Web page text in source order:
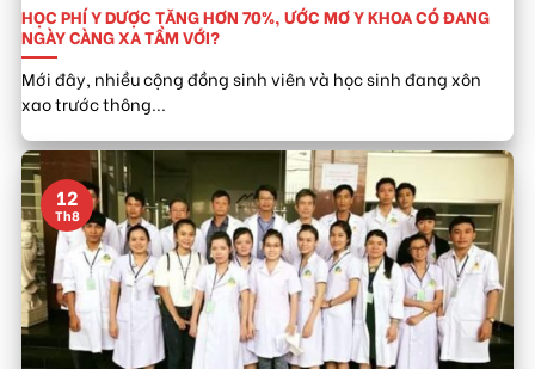
HỌC PHÍ Y DƯỢC TĂNG HƠN 70%, ƯỚC MƠ Y KHOA CÓ ĐANG
NGÀY CÀNG XA TẦM VỚI?
Mới đây, nhiều cộng đồng sinh viên và học sinh đang xôn
xao trước thông...
12
Th8